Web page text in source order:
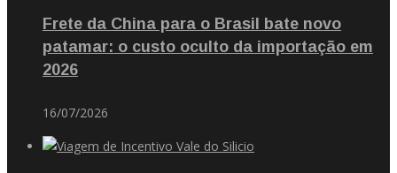
Frete da China para o Brasil bate novo
patamar: o custo oculto da importação em
2026
16/07/2026